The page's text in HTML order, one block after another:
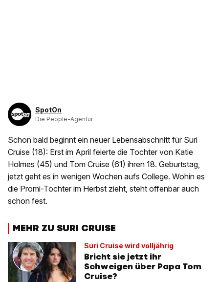
SpotOn
Die People-Agentur
Schon bald beginnt ein neuer Lebensabschnitt für Suri
Cruise (18): Erst im April feierte die Tochter von Katie
Holmes (45) und Tom Cruise (61) ihren 18. Geburtstag,
jetzt geht es in wenigen Wochen aufs College. Wohin es
die Promi-Tochter im Herbst zieht, steht offenbar auch
schon fest.
MEHR ZU SURI CRUISE
Suri Cruise wird volljährig
Bricht sie jetzt ihr
Schweigen über Papa Tom
Cruise?